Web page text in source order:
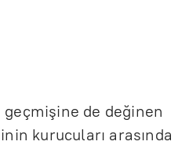
geçmişine de değinen
kurucuları arasında